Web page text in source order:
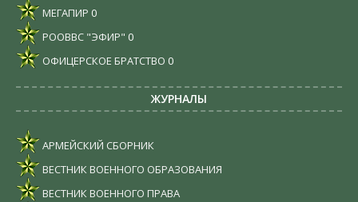
МЕГАПИР 0
РООВВС "ЭФИР" 0
ОФИЦЕРСКОЕ БРАТСТВО 0
ЖУРНАЛЫ
АРМЕЙСКИЙ СБОРНИК
ВЕСТНИК ВОЕННОГО ОБРАЗОВАНИЯ
ВЕСТНИК ВОЕННОГО ПРАВА